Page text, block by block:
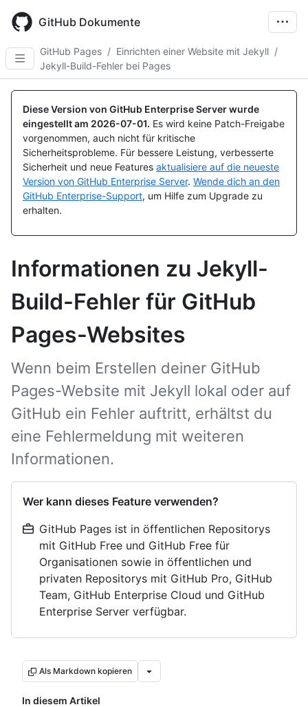
main
content
GitHub Dokumente
GitHub Pages / Einrichten einer Website mit Jekyll /
Jekyll-Build-Fehler bei Pages
Diese Version von GitHub Enterprise Server wurde
eingestellt am 2026-07-01. Es wird keine Patch-Freigabe
vorgenommen, auch nicht für kritische
Sicherheitsprobleme. Für bessere Leistung, verbesserte
Sicherheit und neue Features aktualisiere auf die neueste
Version von GitHub Enterprise Server. Wende dich an den
GitHub Enterprise-Support, um Hilfe zum Upgrade zu
erhalten.
Informationen zu Jekyll-
Build-Fehler für GitHub
Pages-Websites
Wenn beim Erstellen deiner GitHub
Pages-Website mit Jekyll lokal oder auf
GitHub ein Fehler auftritt, erhältst du
eine Fehlermeldung mit weiteren
Informationen.
Wer kann dieses Feature verwenden?
GitHub Pages ist in öffentlichen Repositorys
mit GitHub Free und GitHub Free für
Organisationen sowie in öffentlichen und
privaten Repositorys mit GitHub Pro, GitHub
Team, GitHub Enterprise Cloud und GitHub
Enterprise Server verfügbar.
Als Markdown kopieren
In diesem Artikel